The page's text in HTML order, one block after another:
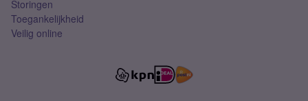
Storingen
Toegankelijkheid
Veilig online